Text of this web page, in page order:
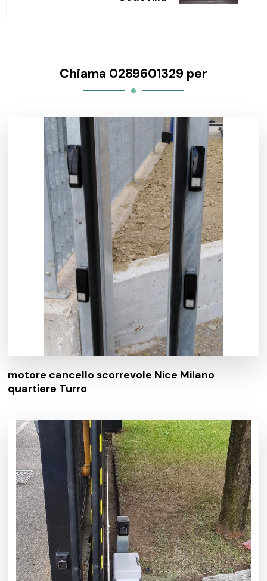
Chiama 0289601329 per
motore cancello scorrevole Nice Milano
quartiere Turro